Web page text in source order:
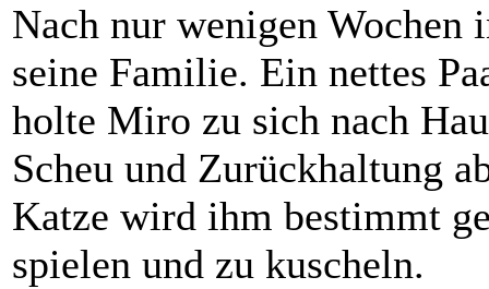
Nach nur wenigen
seine Familie. Ein nettes
holte Miro zu sich nach
Scheu und Zurückhaltung
Katze wird ihm bestimmt
spielen und zu kuscheln.